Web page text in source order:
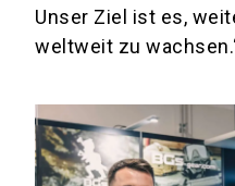
Unser Ziel ist es,
weltweit zu